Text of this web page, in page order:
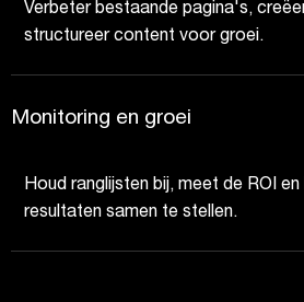
Verbeter bestaande pagina's,
structureer content voor groei.
Monitoring en groei
Houd ranglijsten bij, meet de ROI
resultaten samen te stellen.